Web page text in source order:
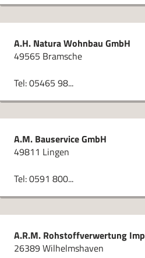
A.H. Natura Wohnbau GmbH
49565 Bramsche
Tel: 05465 98...
A.M. Bauservice GmbH
49811 Lingen
Tel: 0591 800...
A.R.M. Rohstoffverwertung
26389 Wilhelmshaven